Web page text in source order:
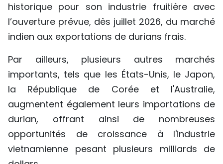
TIẾNG VIỆT
ENGLISH
中文
РУССКИЙ
ESPAÑOL
historique pour son industrie fruitière avec
l’ouverture prévue, dès juillet 2026, du marché
indien aux exportations de durians frais.
Par ailleurs, plusieurs autres marchés
importants, tels que les États-Unis, le Japon,
la République de Corée et l'Australie,
augmentent également leurs importations de
durian, offrant ainsi de nombreuses
opportunités de croissance à l'industrie
vietnamienne pesant plusieurs milliards de